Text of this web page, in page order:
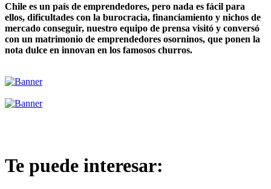
Chile es un país de emprendedores, pero nada es fácil para
ellos, dificultades con la burocracia, financiamiento y nichos de
mercado conseguir, nuestro equipo de prensa visitó y conversó
con un matrimonio de emprendedores osorninos, que ponen la
nota dulce en innovan en los famosos churros.
Te puede interesar: